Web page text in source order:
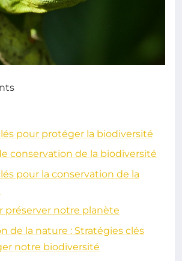
pour protéger la biodiversité
conservation de la biodiversité
pour la conservation de la
préserver notre planète
de la nature : Stratégies clés
notre biodiversité